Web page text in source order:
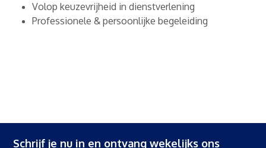
Volop keuzevrijheid in dienstverlening
Professionele & persoonlijke begeleiding
Schrijf je nu in en ontvang wekelijks ons